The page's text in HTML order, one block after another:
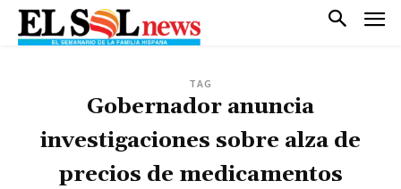
TAG
Gobernador anuncia
investigaciones sobre alza de
precios de medicamentos